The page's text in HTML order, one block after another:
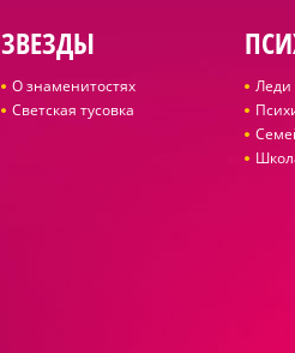
ЗВЕЗДЫ
О знаменитостях
Светская тусовка
Леди